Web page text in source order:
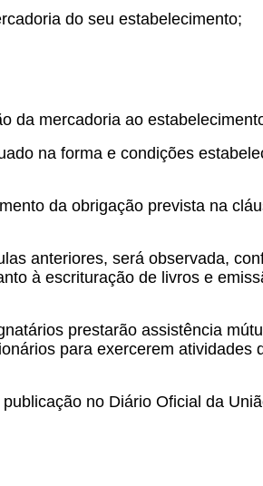
do seu estabelecimento;
da mercadoria ao
na forma e condições
da obrigação prevista na
anteriores, será observada,
à escrituração de livros e
prestarão assistência
para exercerem
no Diário Oficial da